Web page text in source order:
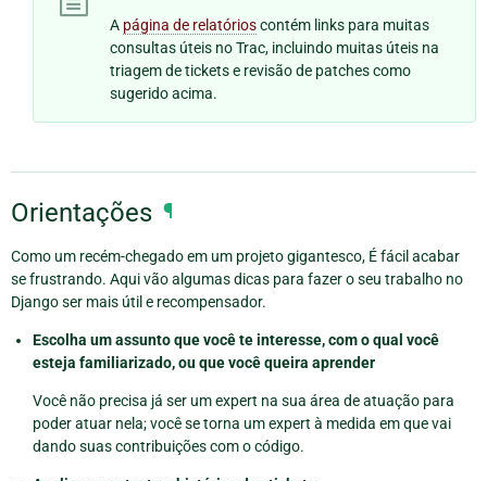
A página de relatórioscontém links para muitas
consultas úteis no Trac, incluindo muitas úteis na
triagem de tickets e revisão de patches como
sugerido acima.
Orientações ¶
Como um recém-chegado em um projeto gigantesco, É fácil acabar
se frustrando. Aqui vão algumas dicas para fazer o seu trabalho no
Django ser mais útil e recompensador.
Escolha um assunto que você te interesse, com o qual você
esteja familiarizado, ou que você queira aprender
Você não precisa já ser um expert na sua área de atuação para
poder atuar nela; você se torna um expert à medida em que vai
dando suas contribuições com o código.